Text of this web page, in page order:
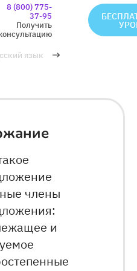
8 (800) 775-
37-95
Получить
язык
члены
и